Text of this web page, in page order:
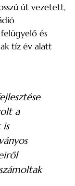
út vezetett,
és
tíz év alatt
a
is